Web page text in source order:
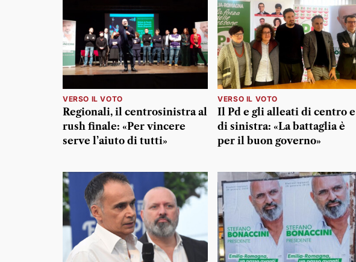
VERSO IL VOTO
Regionali, il centrosinistra al
rush finale: «Per vincere
serve l’aiuto di tutti»
VERSO IL VOTO
Il Pd e gli alleati di centro e
di sinistra: «La battaglia è
per il buon governo»